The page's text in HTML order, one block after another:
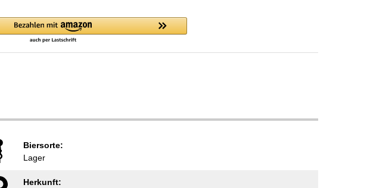
Biersorte:
Lager
Herkunft: